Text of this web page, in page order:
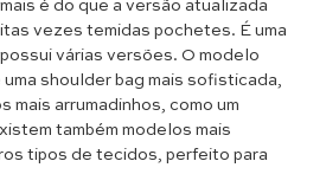
é do que a versão atualizada
vezes temidas pochetes. É uma
várias versões. O modelo
shoulder bag mais sofisticada,
mais arrumadinhos, como um
também modelos mais
tipos de tecidos, perfeito para